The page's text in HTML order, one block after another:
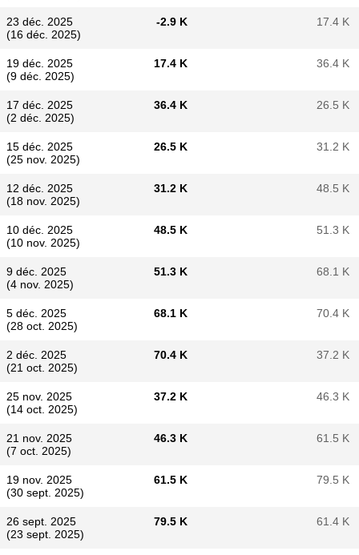
23 déc. 2025
(16 déc. 2025)
-2.9 K 17.4 K
19 déc. 2025
(9 déc. 2025)
17.4 K 36.4 K
17 déc. 2025
(2 déc. 2025)
36.4 K 26.5 K
15 déc. 2025
(25 nov. 2025)
26.5 K 31.2 K
12 déc. 2025
(18 nov. 2025)
31.2 K 48.5 K
10 déc. 2025
(10 nov. 2025)
48.5 K 51.3 K
9 déc. 2025
(4 nov. 2025)
51.3 K 68.1 K
5 déc. 2025
(28 oct. 2025)
68.1 K 70.4 K
2 déc. 2025
(21 oct. 2025)
70.4 K 37.2 K
25 nov. 2025
(14 oct. 2025)
37.2 K 46.3 K
21 nov. 2025
(7 oct. 2025)
46.3 K 61.5 K
19 nov. 2025
(30 sept. 2025)
61.5 K 79.5 K
26 sept. 2025
(23 sept. 2025)
79.5 K 61.4 K